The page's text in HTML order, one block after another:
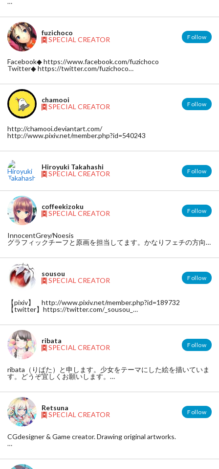
I'm drawing fantasy illustration.
HP: http://www.geocities.jp/kionity01/
Facebook: http://www.facebook.com/naoki.imai2
Twitter: http://twitter.com/kionaoki2501
PIXIV: http://pixiv.me/kionaoki3613
fuzichoco
SPECIAL CREATOR
Follow
Facebook◆ https://www.facebook.com/fuzichoco
Twitter◆ https://twitter.com/fuzichoco
chamooi
SPECIAL CREATOR
Follow
http://chamooi.deviantart.com/
http://www.pixiv.net/member.php?id=540243
Hiroyuki Takahashi
SPECIAL CREATOR
Follow
coffeekizoku
SPECIAL CREATOR
Follow
InnocentGrey/Noesis
グラフィックチーフと原画を担当してます。かなりフェチの方向
はモカ・イルガチェフェ(エチオピア)、グァテマラ・サンタカタリ
ーナ農園、ニカラグアです。
sousou
SPECIAL CREATOR
Follow
【pixiv】 http://www.pixiv.net/member.php?id=189732
【twitter】https://twitter.com/_sousou_
ribata
SPECIAL CREATOR
Follow
ribata（りばた）と申します。少女をテーマにした絵を描いていま
す。どうぞ宜しくお願いします。
twitter＝@riba_ta
Retsuna
SPECIAL CREATOR
Follow
CGdesigner & Game creator. Drawing original artworks.
pixiv : http://www.pixiv.net/member.php?id=59560
Blog : http://bluemanimani.blog.fc2.com/